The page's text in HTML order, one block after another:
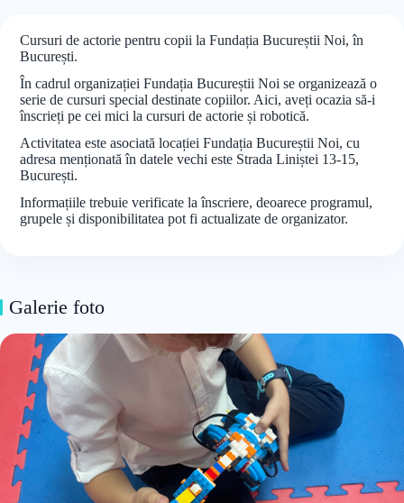
Cursuri de actorie pentru copii la Fundația Bucureștii Noi, în
București.
În cadrul organizației Fundația Bucureștii Noi se organizează o
serie de cursuri special destinate copiilor. Aici, aveți ocazia să-i
înscrieți pe cei mici la cursuri de actorie și robotică.
Activitatea este asociată locației Fundația Bucureștii Noi, cu
adresa menționată în datele vechi este Strada Liniștei 13-15,
București.
Informațiile trebuie verificate la înscriere, deoarece programul,
grupele și disponibilitatea pot fi actualizate de organizator.
Galerie foto